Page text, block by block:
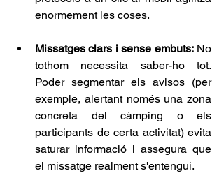
enormement les coses.
Missatges clars i sense embuts: No
tothom necessita saber-ho tot.
Poder segmentar els avisos (per
exemple, alertant només una zona
concreta del càmping o els
participants de certa activitat) evita
saturar informació i assegura que
el missatge realment s'entengui.